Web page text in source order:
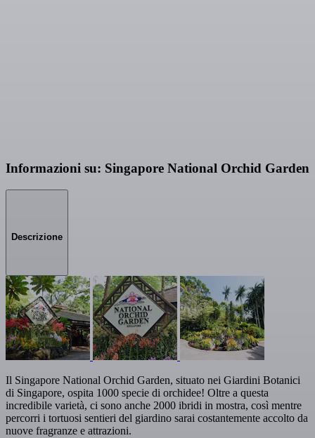
Informazioni su: Singapore National Orchid Garden
Descrizione
Il Singapore National Orchid Garden, situato nei Giardini Botanici
di Singapore, ospita 1000 specie di orchidee! Oltre a questa
incredibile varietà, ci sono anche 2000 ibridi in mostra, così mentre
percorri i tortuosi sentieri del giardino sarai costantemente accolto da
nuove fragranze e attrazioni.